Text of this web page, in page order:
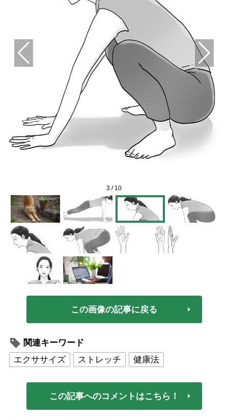
3 / 10
この画像の記事に戻る
関連キーワード
エクササイズ
ストレッチ 健康法
この記事へのコメントはこちら！